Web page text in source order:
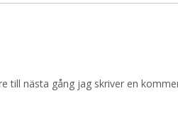
till nästa gång jag skriver en